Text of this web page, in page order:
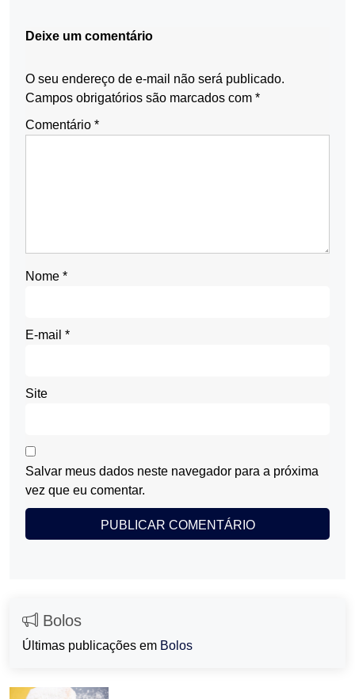
Deixe um comentário
O seu endereço de e-mail não será publicado.
Campos obrigatórios são marcados com *
Comentário *
Nome *
E-mail *
Site
Salvar meus dados neste navegador para a próxima
vez que eu comentar.
Bolos
Últimas publicações em Bolos